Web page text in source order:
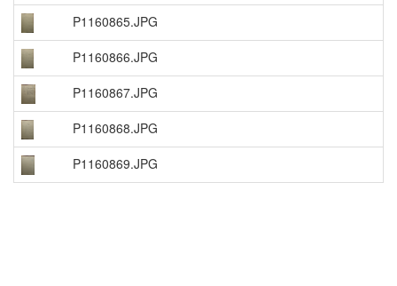
P1160865.JPG
P1160866.JPG
P1160867.JPG
P1160868.JPG
P1160869.JPG